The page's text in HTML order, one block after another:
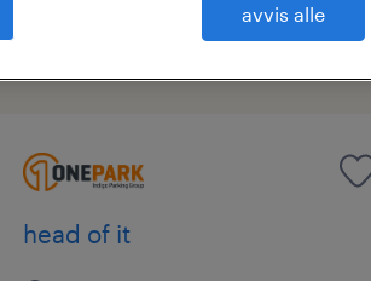
head of it
avvis alle